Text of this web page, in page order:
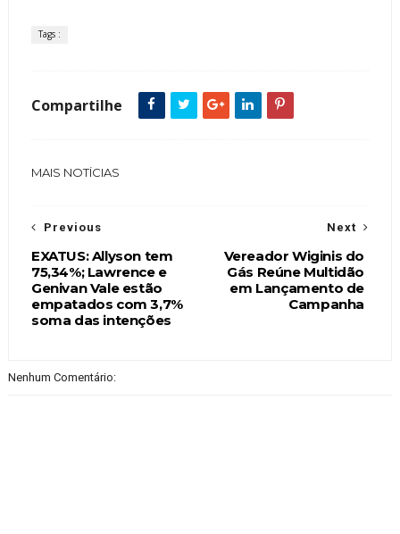
Tags :
Compartilhe
MAIS NOTÍCIAS
Next
Vereador Wiginis do
Gás Reúne Multidão
em Lançamento de
Campanha
Previous
EXATUS: Allyson tem
75,34%; Lawrence e
Genivan Vale estão
empatados com 3,7%
soma das intenções
Nenhum Comentário: